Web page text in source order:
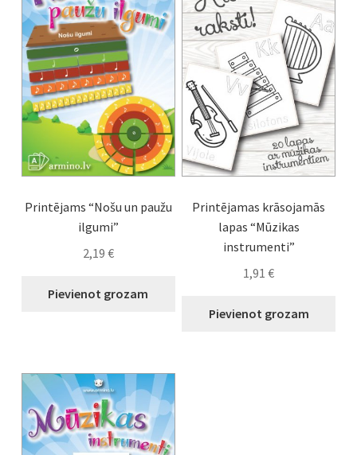
Printējams “Nošu un paužu
ilgumi”
2,19 €
Pievienot grozam
Printējamas krāsojamās
lapas “Mūzikas
instrumenti”
1,91€
Pievienot grozam